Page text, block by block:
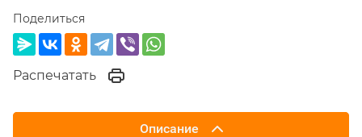
Поделиться
Распечатать
Описание